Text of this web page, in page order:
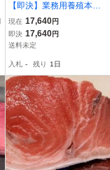
【即決】業務用養殖本鮪
（マルタ産）背/中トロブ
ロック 1960g★１ブロッ
ク入り（サク取り済み）
現在 17,640円
即決 17,640円
送料未定
入札 - 残り 1日